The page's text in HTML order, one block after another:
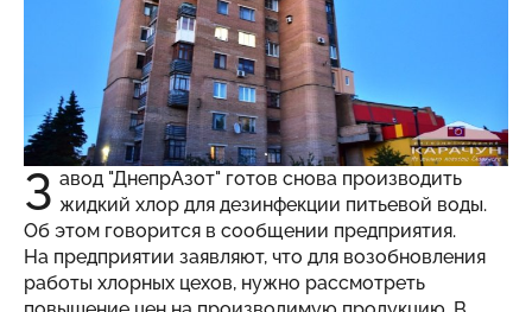
З авод "ДнепрАзот" готов снова производить
жидкий хлор для дезинфекции питьевой воды.
Об этом говорится в сообщении предприятия.
На предприятии заявляют, что для возобновления
работы хлорных цехов, нужно рассмотреть